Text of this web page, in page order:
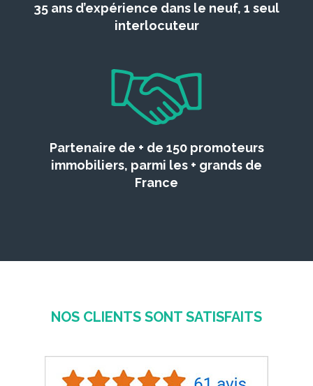
35 ans d’expérience dans le neuf, 1 seul
interlocuteur
Partenaire de + de 150 promoteurs
immobiliers, parmi les + grands de
France
NOS CLIENTS SONT SATISFAITS